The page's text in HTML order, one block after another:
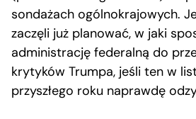
sondażach ogólnokrajowych.
zaczęli już planować, w jaki
administrację federalną do
krytyków Trumpa, jeśli ten w
przyszłego roku naprawdę